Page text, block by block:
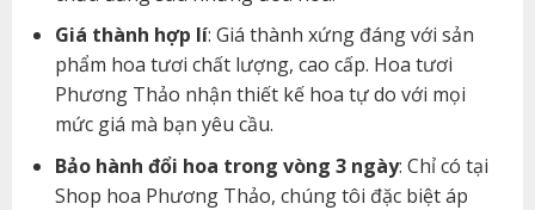
Giá thành hợp lí: Giá thành xứng đáng với sản
phẩm hoa tươi chất lượng, cao cấp. Hoa tươi
Phương Thảo nhận thiết kế hoa tự do với mọi
mức giá mà bạn yêu cầu.
Bảo hành đổi hoa trong vòng 3 ngày: Chỉ có tại
Shop hoa Phương Thảo, chúng tôi đặc biệt áp